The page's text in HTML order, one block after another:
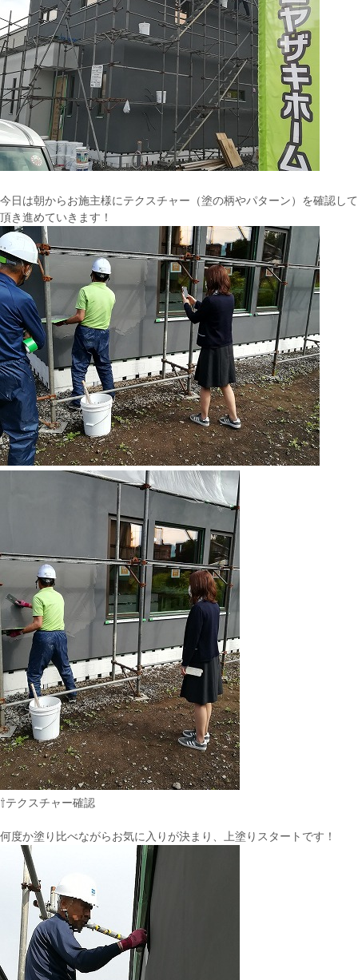
今日は朝からお施主様にテクスチャー（塗の柄やパターン）を確認して
頂き進めていきます！
⇧テクスチャー確認
何度か塗り比べながらお気に入りが決まり、上塗りスタートです！